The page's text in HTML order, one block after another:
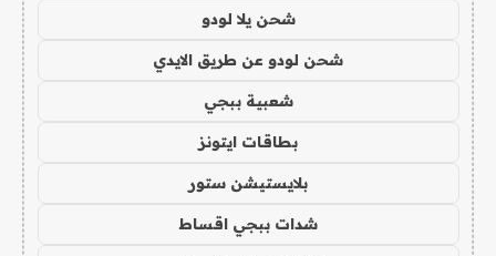
شحن يلا لودو
شحن لودو عن طريق الايدي
شعبية ببجي
بطاقات ايتونز
بلايستيشن ستور
شدات ببجي اقساط